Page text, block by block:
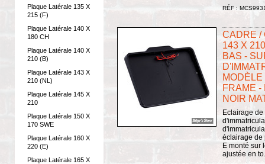
Plaque Latérale 135 X
215 (F)
Plaque Latérale 140 X
180 CH
Plaque Latérale 140 X
210 (B)
Plaque Latérale 143 X
210 (NL)
Plaque Latérale 145 X
210
Plaque Latérale 150 X
170 SWE
Plaque Latérale 160 X
220 (E)
Plaque Latérale 165 X
RÉF :
CADRE /
143 X
BAS -
FRAME -
NOIR
Eclairage
éclairage de
E monté sur
ajustée en